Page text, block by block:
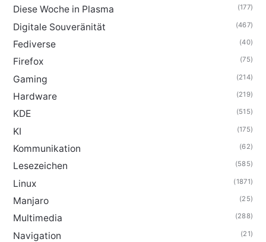
Diese Woche in Plasma (177)
Digitale Souveränität (467)
Fediverse (40)
Firefox (75)
Gaming (214)
Hardware (219)
KDE (515)
KI (175)
Kommunikation (62)
Lesezeichen (585)
Linux (1871)
Manjaro (25)
Multimedia (288)
Navigation (21)